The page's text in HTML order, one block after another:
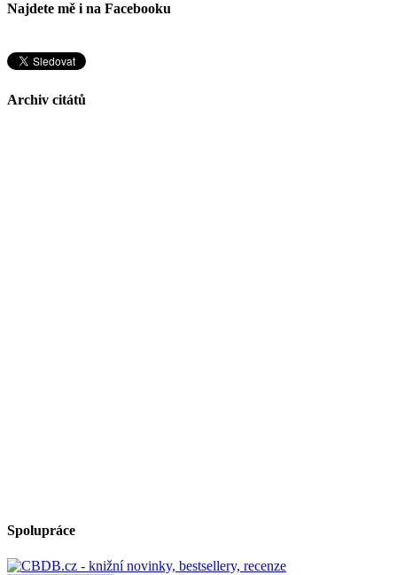
Najdete mě i na Facebooku
Archiv citátů
Spolupráce